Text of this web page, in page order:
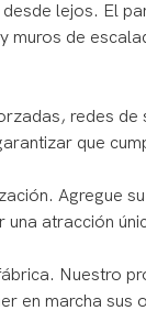
lejos. El
de
redes
que
Agregue
atracción
Nuestro
en marcha sus